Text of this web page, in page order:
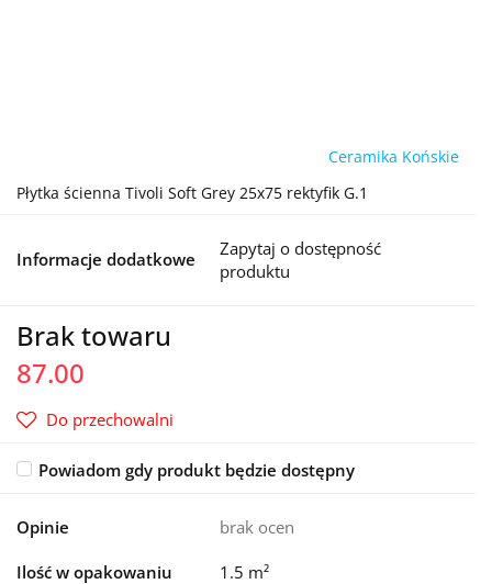
Ceramika Końskie
Płytka ścienna Tivoli Soft Grey 25x75 rektyfik G.1
Informacje dodatkowe
Zapytaj o dostępność
produktu
Brak towaru
87.00
Do przechowalni
Powiadom gdy produkt będzie dostępny
Opinie brak ocen
Ilość w opakowaniu 1.5 m²